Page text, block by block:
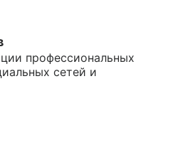
профессиональных
сетей и